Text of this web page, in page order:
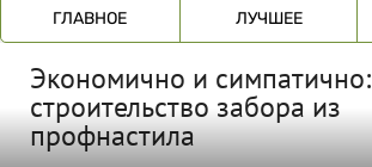
ГЛАВНОЕ ЛУЧШЕЕ
Экономично и симпатично:
строительство забора из
профнастила